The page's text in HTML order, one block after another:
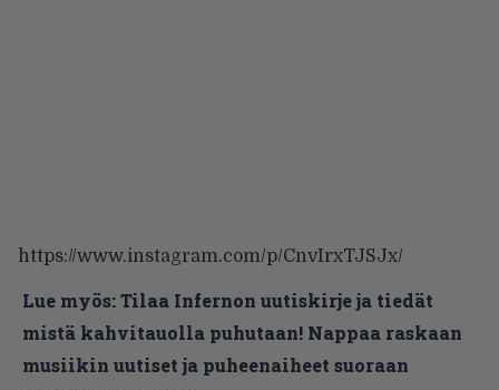
https://www.instagram.com/p/CnvIrxTJSJx/
Lue myös:Tilaa Infernon uutiskirje ja tiedät
mistä kahvitauolla puhutaan! Nappaa raskaan
musiikin uutiset ja puheenaiheet suoraan